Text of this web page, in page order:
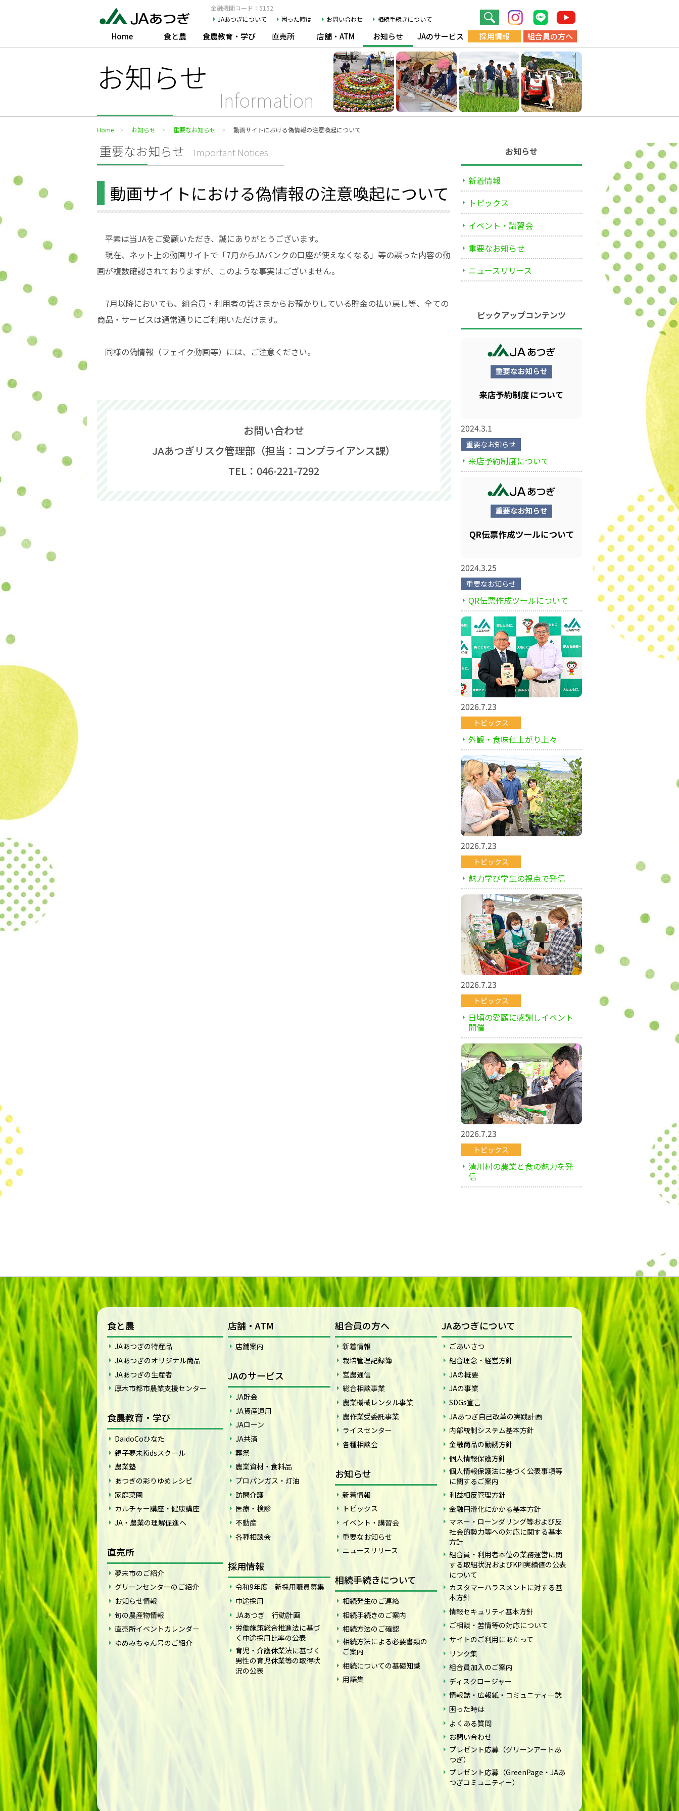
金融機関コード：5152
JAあつぎについて
困った時は お問い合わせ 相続手続きについて
Home 食と農 食農教育・学び 直売所 店舗・ATM お知らせ JAのサービス 採用情報 組合員の方へ
お知らせ
Information
Home お知らせ 重要なお知らせ 動画サイトにおける偽情報の注意喚起について
重要なお知らせ Important Notices
動画サイトにおける偽情報の注意喚起について
平素は当JAをご愛顧いただき、誠にありがとうございます。
現在、ネット上の動画サイトで「7月からJAバンクの口座が使えなくなる」等の誤った内容の動
画が複数確認されておりますが、このような事実はございません。
7月以降においても、組合員・利用者の皆さまからお預かりしている貯金の払い戻し等、全ての
商品・サービスは通常通りにご利用いただけます。
同様の偽情報（フェイク動画等）には、ご注意ください。
お問い合わせ
JAあつぎリスク管理部（担当：コンプライアンス課）
TEL：046-221-7292
お知らせ
新着情報
トピックス
イベント・講習会
重要なお知らせ
ニュースリリース
ピックアップコンテンツ
2024.3.1
重要なお知らせ
来店予約制度について
2024.3.25
重要なお知らせ
QR伝票作成ツールについて
2026.7.23
トピックス
外観・食味仕上がり上々
2026.7.23
トピックス
魅力学び学生の視点で発信
2026.7.23
トピックス
日頃の愛顧に感謝しイベント
開催
2026.7.23
トピックス
清川村の農業と食の魅力を発
信
食と農
JAあつぎの特産品
JAあつぎのオリジナル商品
JAあつぎの生産者
厚木市都市農業支援センター
食農教育・学び
DaidoCoひなた
親子夢未Kidsスクール
農業塾
あつぎの彩りゆめレシピ
家庭菜園
カルチャー講座・健康講座
JA・農業の理解促進へ
直売所
夢未市のご紹介
グリーンセンターのご紹介
お知らせ情報
旬の農産物情報
直売所イベントカレンダー
ゆめみちゃん号のご紹介
店舗・ATM
店舗案内
JAのサービス
JA貯金
JA資産運用
JAローン
JA共済
葬祭
農業資材・食料品
プロパンガス・灯油
訪問介護
医療・検診
不動産
各種相談会
採用情報
令和9年度 新採用職員募集
中途採用
JAあつぎ 行動計画
労働施策総合推進法に基づ
く中途採用比率の公表
育児・介護休業法に基づく
男性の育児休業等の取得状
況の公表
組合員の方へ
新着情報
栽培管理記録簿
営農通信
総合相談事業
農業機械レンタル事業
農作業受委託事業
ライスセンター
各種相談会
お知らせ
新着情報
トピックス
イベント・講習会
重要なお知らせ
ニュースリリース
相続手続きについて
相続発生のご連絡
相続手続きのご案内
相続方法のご確認
相続方法による必要書類の
ご案内
相続についての基礎知識
用語集
JAあつぎについて
ごあいさつ
組合理念・経営方針
JAの概要
JAの事業
SDGs宣言
JAあつぎ自己改革の実践計画
内部統制システム基本方針
金融商品の勧誘方針
個人情報保護方針
個人情報保護法に基づく公表事項等
に関するご案内
利益相反管理方針
金融円滑化にかかる基本方針
マネー・ローンダリング等および反
社会的勢力等への対応に関する基本
方針
組合員・利用者本位の業務運営に関
する取組状況およびKPI実績値の公表
について
カスタマーハラスメントに対する基
本方針
情報セキュリティ基本方針
ご相談・苦情等の対応について
サイトのご利用にあたって
リンク集
組合員加入のご案内
ディスクロージャー
情報誌・広報紙・コミュニティー誌
困った時は
よくある質問
お問い合わせ
プレゼント応募（グリーンアートあ
つぎ）
プレゼント応募（GreenPage・JAあ
つぎコミュニティー）